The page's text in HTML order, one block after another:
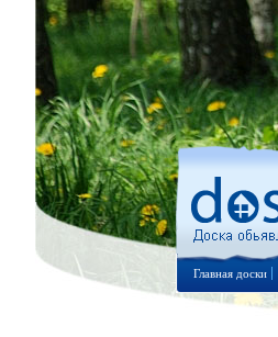
Главная доски